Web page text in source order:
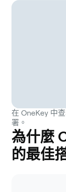
在 OneKey 中
署。
為什麼
的最佳